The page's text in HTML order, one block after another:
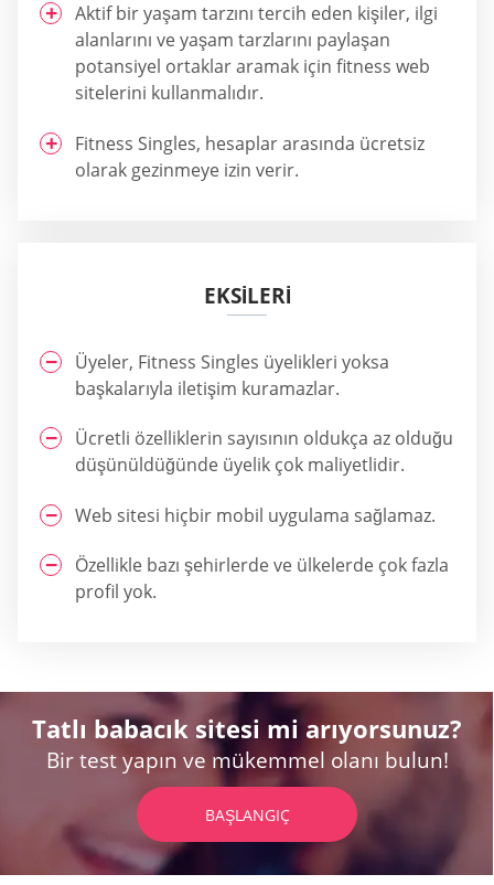
Aktif bir yaşam tarzını tercih eden kişiler, ilgi
alanlarını ve yaşam tarzlarını paylaşan
potansiyel ortaklar aramak için fitness web
sitelerini kullanmalıdır.
Fitness Singles, hesaplar arasında ücretsiz
olarak gezinmeye izin verir.
EKSİLERİ
Üyeler, Fitness Singles üyelikleri yoksa
başkalarıyla iletişim kuramazlar.
Ücretli özelliklerin sayısının oldukça az olduğu
düşünüldüğünde üyelik çok maliyetlidir.
Web sitesi hiçbir mobil uygulama sağlamaz.
Özellikle bazı şehirlerde ve ülkelerde çok fazla
profil yok.
Tatlı babacık sitesi mi arıyorsunuz?
Bir test yapın ve mükemmel olanı bulun!
BAŞLANGIÇ